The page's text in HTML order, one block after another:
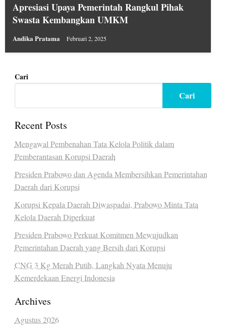
Apresiasi Upaya Pemerintah Rangkul Pihak
Swasta Kembangkan UMKM
Andika Pratama Februari 2, 2025
Cari
Cari
Recent Posts
Mengawal Pembenahan Tata Kelola Politik dalam
Pemberantasan Korupsi Daerah
Presiden Prabowo dan Agenda Membersihkan Pemerintahan
Daerah dari Korupsi
Korupsi Kepala Daerah Diwaspadai, Prabowo Minta Tata
Kelola Daerah Diperkuat
Presiden Prabowo Perkuat Komitmen Mewujudkan
Pemerintahan Daerah yang Bersih dari Korupsi
CNG 3 Kg Merah Putih, Langkah Nyata Menuju
Kemerdekaan Energi Indonesia
Archives
Agustus 2026